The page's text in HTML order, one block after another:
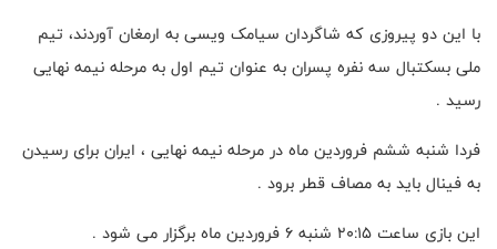
با این دو پیروزی که شاگردان سیامک ویسی به ارمغان آوردند، تیم
ملی بسکتبال سه نفره پسران به عنوان تیم اول به مرحله نیمه نهایی
رسید .
فردا شنبه ششم فروردین ماه در مرحله نیمه نهایی ، ایران برای رسیدن
به فینال باید به مصاف قطر برود .
این بازی ساعت ۲۰:۱۵ شنبه ۶ فروردین ماه برگزار می شود .